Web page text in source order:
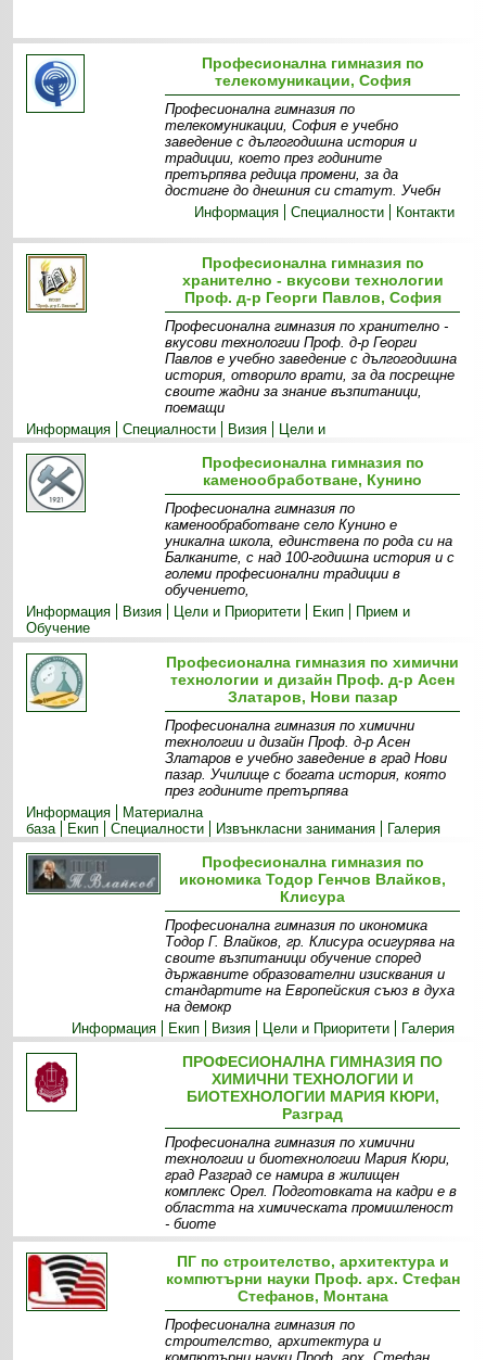
Професионална гимназия по
телекомуникации, София
Професионална гимназия по
телекомуникации, София е учебно
заведение с дългогодишна история и
традиции, което през годините
претърпява редица промени, за да
достигне до днешния си статут. Учебн
Информация
Специалности Контакти
Професионална гимназия по
хранително - вкусови технологии
Проф. д-р Георги Павлов, София
Професионална гимназия по хранително -
вкусови технологии Проф. д-р Георги
Павлов е учебно заведение с дългогодишна
история, отворило врати, за да посрещне
своите жадни за знание възпитаници,
поемащи
Информация
Специалности Визия
Цели и
приоритети
Екип
Професионална гимназия по
каменообработване, Кунино
Професионална гимназия по
каменообработване село Кунино е
уникална школа, единствена по рода си на
Балканите, с над 100-годишна история и с
големи професионални традиции в
обучението,
Информация
Визия Цели и Приоритети Екип
Прием и
Обучение
Професионална гимназия по химични
технологии и дизайн Проф. д-р Асен
Златаров, Нови пазар
Професионална гимназия по химични
технологии и дизайн Проф. д-р Асен
Златаров е учебно заведение в град Нови
пазар. Училище с богата история, която
през годините претърпява
Информация
Материална
база
Екип Специалности Извънкласни занимания Галерия
Професионална гимназия по
икономика Тодор Генчов Влайков,
Клисура
Професионална гимназия по икономика
Тодор Г. Влайков, гр. Клисура осигурява на
своите възпитаници обучение според
държавните образователни изисквания и
стандартите на Европейския съюз в духа
на демокр
Информация
Екип Визия Цели и Приоритети Галерия
ПРОФЕСИОНАЛНА ГИМНАЗИЯ ПО
ХИМИЧНИ ТЕХНОЛОГИИ И
БИОТЕХНОЛОГИИ МАРИЯ КЮРИ,
Разград
Професионална гимназия по химични
технологии и биотехнологии Мария Кюри,
град Разград се намира в жилищен
комплекс Орел. Подготовката на кадри е в
областта на химическата промишленост
- биоте
ПГ по строителство, архитектура и
компютърни науки Проф. арх. Стефан
Стефанов, Монтана
Професионална гимназия по
строителство, архитектура и